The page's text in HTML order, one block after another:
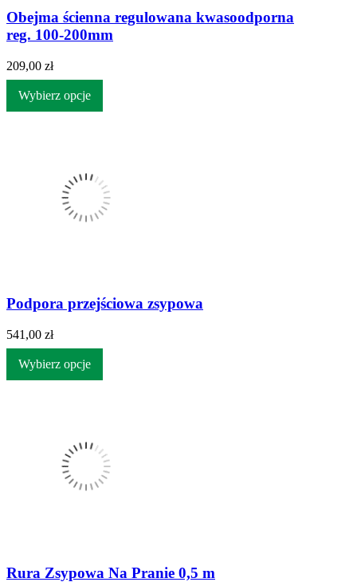
Obejma ścienna regulowana kwasoodporna
reg. 100-200mm
209,00 zł
Wybierz opcje
Podpora przejściowa zsypowa
541,00 zł
Wybierz opcje
Rura Zsypowa Na Pranie 0,5 m